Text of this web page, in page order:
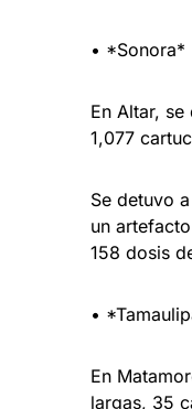
• *Sonora*
En Altar,
1,077
Se detuvo
un
158 dosis
•
En
largas, 35